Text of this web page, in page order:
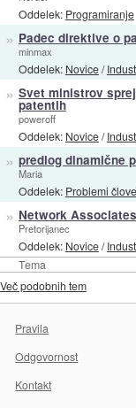
Tema
Oddelek: Programiranje
» Padec direktive o
minmax
Oddelek: Novice/
» Svet ministrov
patentih
poweroff
Oddelek: Novice/
» predlog dinamične
Maria
Oddelek: Problemi
» Network
Pretorijanec
Oddelek: Novice/
Več podobnih tem
Pravila
Odgovornost
Kontakt